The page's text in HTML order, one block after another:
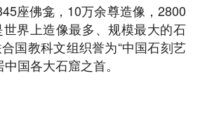
座佛龛，10万余尊造像，2800
界上造像最多、规模最大的石
国教科文组织誉为“中国石刻艺
国各大石窟之首。